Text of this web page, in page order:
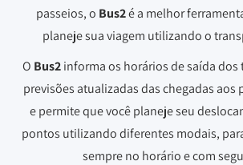
passeios, o Bus2é a melhor
planeje sua viagem utilizando o
O Bus2informa os horários de saída
previsões atualizadas das chegadas aos
e permite que você planeje seu
pontos utilizando diferentes modais,
sempre no horário e com